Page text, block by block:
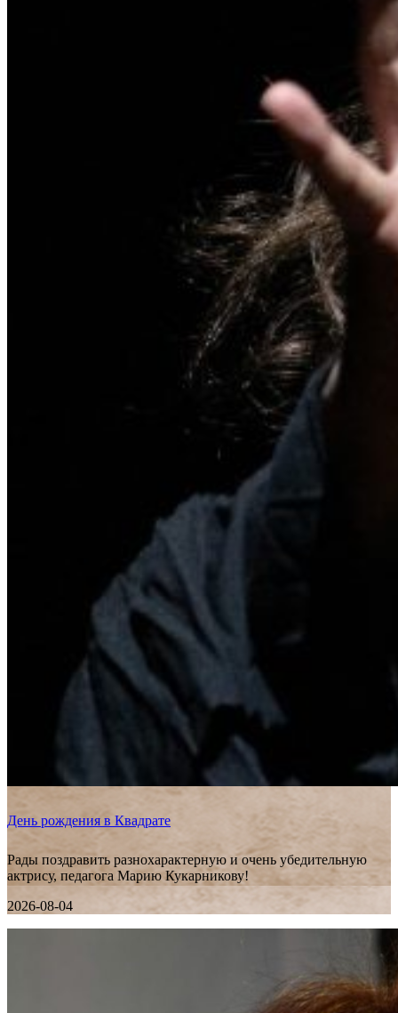
День рождения в Квадрате
Рады поздравить разнохарактерную и очень убедительную
актрису, педагога Марию Кукарникову!
2026-08-04